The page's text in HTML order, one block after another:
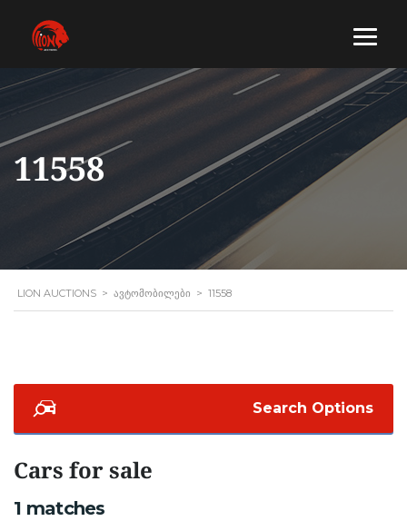
11558
LION AUCTIONS > ᲐᲕᲢᲝᲛᲝᲑᲘᲚᲔᲑᲘ > 11558
Search Options
Cars for sale
1 matches